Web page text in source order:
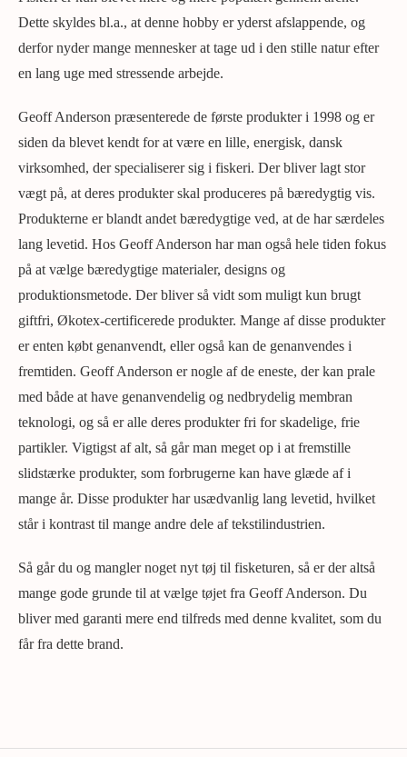
Dette skyldes bl.a., at denne hobby er yderst afslappende, og
derfor nyder mange mennesker at tage ud i den stille natur efter
en lang uge med stressende arbejde.
Geoff Anderson præsenterede de første produkter i 1998 og er
siden da blevet kendt for at være en lille, energisk, dansk
virksomhed, der specialiserer sig i fiskeri. Der bliver lagt stor
vægt på, at deres produkter skal produceres på bæredygtig vis.
Produkterne er blandt andet bæredygtige ved, at de har særdeles
lang levetid. Hos Geoff Anderson har man også hele tiden fokus
på at vælge bæredygtige materialer, designs og
produktionsmetode. Der bliver så vidt som muligt kun brugt
giftfri, Økotex-certificerede produkter. Mange af disse produkter
er enten købt genanvendt, eller også kan de genanvendes i
fremtiden. Geoff Anderson er nogle af de eneste, der kan prale
med både at have genanvendelig og nedbrydelig membran
teknologi, og så er alle deres produkter fri for skadelige, frie
partikler. Vigtigst af alt, så går man meget op i at fremstille
slidstærke produkter, som forbrugerne kan have glæde af i
mange år. Disse produkter har usædvanlig lang levetid, hvilket
står i kontrast til mange andre dele af tekstilindustrien.
Så går du og mangler noget nyt tøj til fisketuren, så er der altså
mange gode grunde til at vælge tøjet fra Geoff Anderson. Du
bliver med garanti mere end tilfreds med denne kvalitet, som du
får fra dette brand.